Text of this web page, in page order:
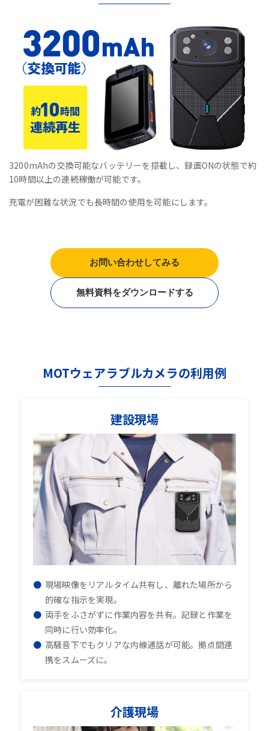
3200mAhの交換可能なバッテリーを搭載し、録画ONの状態で約
10時間以上の連続稼働が可能です。
充電が困難な状況でも長時間の使用を可能にします。
お問い合わせしてみる
無料資料をダウンロードする
MOTウェアラブルカメラの利用例
建設現場
現場映像をリアルタイム共有し、離れた場所から
的確な指示を実現。
両手をふさがずに作業内容を共有。記録と作業を
同時に行い効率化。
高騒音下でもクリアな内線通話が可能。拠点間連
携をスムーズに。
介護現場